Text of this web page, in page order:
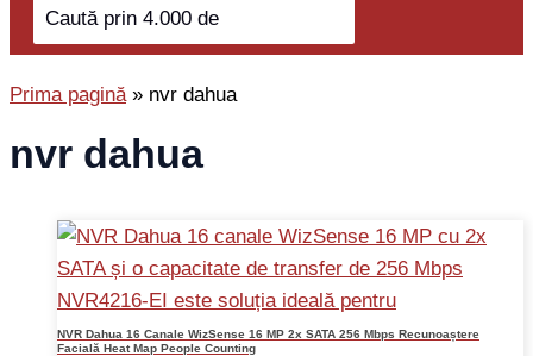
for:
Prima pagină» nvr dahua
nvr dahua
NVR Dahua 16 Canale WizSense 16 MP 2x SATA 256 Mbps Recunoaștere
Facială Heat Map People Counting